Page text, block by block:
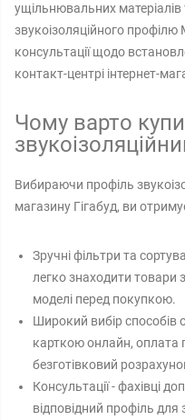
ущільнювальних
звукоізоляційного профілю
консультації щодо
контакт-центрі інтернет-
Чому варто
Вибираючи профіль
магазину Гігабуд, ви
Зручні фільтри та
легко знаходити товари
моделі перед покупкою.
Широкий вибір способів
карткою онлайн, оплата
безготівковий
Консультації - фахівці
відповідний профіль для